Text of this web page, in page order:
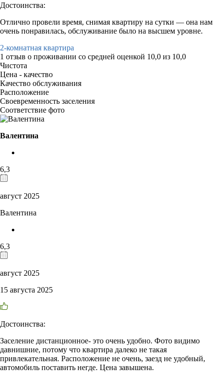
Достоинства:
Отлично провели время, снимая квартиру на сутки — она нам
очень понравилась, обслуживание было на высшем уровне.
2-комнатная квартира
1 отзыв о проживании со средней оценкой 10,0 из 10,0
Чистота
Цена - качество
Качество обслуживания
Расположение
Своевременность заселения
Соответствие фото
Валентина
6,3
август 2025
Валентина
6,3
август 2025
15 августа 2025
Достоинства:
Заселение дистанционное- это очень удобно. Фото видимо
давнишние, потому что квартира далеко не такая
привлекательная. Расположение не очень, заезд не удобный,
автомобиль поставить негде. Цена завышена.